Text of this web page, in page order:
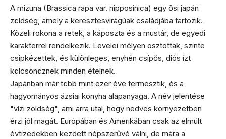
A mizuna (Brassica rapa var. nipposinica) egy ősi japán
zöldség, amely a keresztesvirágúak családjába tartozik.
Közeli rokona a retek, a káposzta és a mustár, de egyedi
karakterrel rendelkezik. Levelei mélyen osztottak, szinte
csipkézettek, és különleges, enyhén csípős, diós ízt
kölcsönöznek minden ételnek.
Japánban már több mint ezer éve termesztik, és a
hagyományos ázsiai konyha alapanyaga. A név jelentése
"vízi zöldség", ami arra utal, hogy nedves környezetben
érzi jól magát. Európában és Amerikában csak az elmúlt
évtizedekben kezdett népszerűvé válni, de mára a